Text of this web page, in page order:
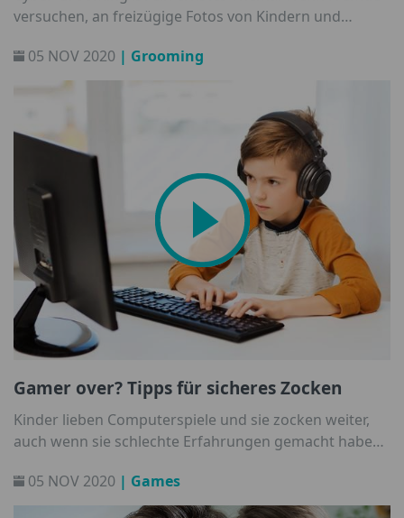
versuchen, an freizügige Fotos von Kindern und
05 NOV 2020 | Grooming
Gamer over? Tipps für sicheres Zocken
Kinder lieben Computerspiele und sie zocken weiter,
auch wenn sie schlechte Erfahrungen gemacht haben.
Fallen von Cyberkriminellen. Wir haben gute Tipps,
damit den Eltern und Kids die Lust am Zocken nicht
05 NOV 2020 | Games